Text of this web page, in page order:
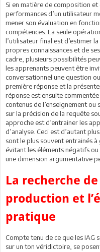
Si en matière de composition
performances d’un utilisateur
mener son évaluation en
compétences. La seule
l’utilisateur final est d’estimer
propres connaissances et de
cadre, plusieurs possibilités
les apprenants peuvent être
conversationnel une question
première réponse et la
réponse est ensuite
contenus de l’enseignement
sur la précision de la requête
approche est d’entrainer les
d’analyse. Ceci est d’autant
sont le plus souvent entrainés
évitant les éléments négatifs
une dimension argumentative
La recherche
production et
pratique
Compte tenu de ce que les
sur un ton véridictoire, se